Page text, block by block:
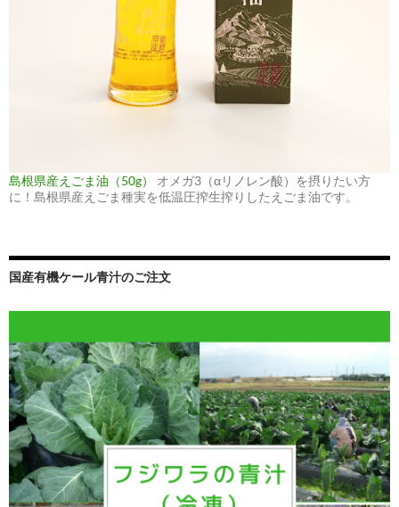
島根県産えごま油（50g）
オメガ3（αリノレン酸）を摂りたい方
に！島根県産えごま種実を低温圧搾生搾りしたえごま油です。
国産有機ケール青汁のご注文